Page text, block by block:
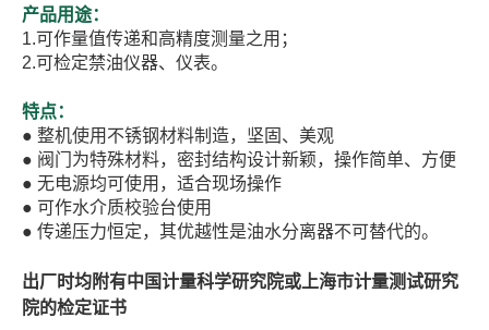
产品用途：
1.可作量值传递和高精度测量之用；
2.可检定禁油仪器、仪表。
特点：
● 整机使用不锈钢材料制造，坚固、美观
● 阀门为特殊材料，密封结构设计新颖，操作简单、方便
● 无电源均可使用，适合现场操作
● 可作水介质校验台使用
● 传递压力恒定，其优越性是油水分离器不可替代的。
出厂时均附有中国计量科学研究院或上海市计量测试研究
院的检定证书